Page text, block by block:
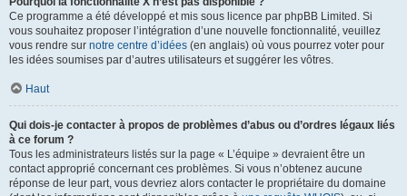
Ce programme a été développé et mis sous licence par phpBB Limited. Si
vous souhaitez proposer l’intégration d’une nouvelle fonctionnalité, veuillez
vous rendre sur notre centre d’idées (en anglais) où vous pourrez voter pour
les idées soumises par d’autres utilisateurs et suggérer les vôtres.
Haut
Qui dois-je contacter à propos de problèmes d’abus ou d’ordres légaux liés
à ce forum ?
Tous les administrateurs listés sur la page « L’équipe » devraient être un
contact approprié concernant ces problèmes. Si vous n’obtenez aucune
réponse de leur part, vous devriez alors contacter le propriétaire du domaine